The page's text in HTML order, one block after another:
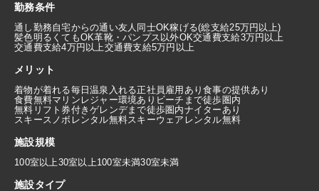
勤務条件
通し勤務自宅からの通い友人同士OK稼げる(総支給25万円以上)
髪色明るくてもOK革靴・パンプス以外OK交通費支給3万円以上
交通費支給4万円以上交通費支給5万円以上
メリット
着物が着れる毎日温泉入れる正社員雇用あり食事の提供あり
食費無料マリンレジャー環境あり ビーチまで徒歩圏内
無料リフト券付きゲレンデまで徒歩圏内ナイターあり
スキースノボレンタル無料スキーウェアレンタル無料
施設規模
100室以上30室以上100室未満30室未満
施設タイプ